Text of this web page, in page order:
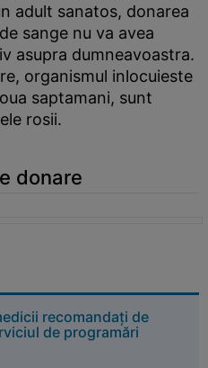
adult sanatos, donarea
sange nu va avea
asupra dumneavoastra.
organismul inlocuieste
saptamani, sunt
rosii.
donare
recomandați de
de programări